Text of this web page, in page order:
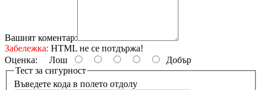
Вашият коментар:
Забележка: HTML не се потдържа!
Оценка: Лош
Добър
Тест за сигурност
Въведете кода в полето отдолу